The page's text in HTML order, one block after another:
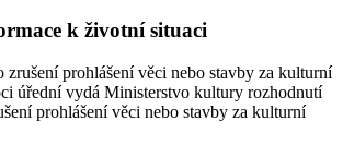
k životní situaci
zrušení prohlášení věci nebo stavby za kulturní
úřední vydá Ministerstvo kultury rozhodnutí
prohlášení věci nebo stavby za kulturní